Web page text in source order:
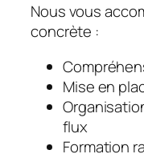
Nous vous
concrète :
Mise en
flux
Formation